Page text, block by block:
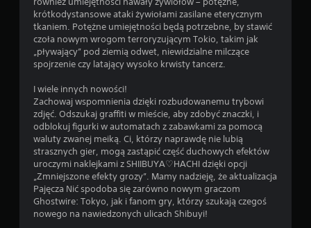
z
k
o
n
i
c
z
n
o
ś
c
i
s
z
y
b
o
f
f
l
i
e
)
.
krótkodystansowe ataki żywiołami zasilane eterycznym
tkaniem. Potężne umiejętności będą potrzebne, by stawić
czoła nowym wrogom terroryzującym Tokio, takim jak
„pływający” pod ziemią odwet, niewidzialne milczące
spojrzenie czy latający wysoko krwisty tancerz.
I wiele innych nowości!
Zachowaj wspomnienia dzięki rozbudowanemu trybowi
zdjęć. Odszukaj graffiti w mieście, aby zdobyć znaczki, i
odblokuj figurki w automatach z zabawkami za pomocą
waluty zwanej meiką. Ci, którzy naprawdę nie lubią
strasznych gier, mogą zastąpić część duchowych efektów
uroczymi naklejkami z SHIIBUYA♡HACHI dzięki opcji
„Zmniejszone efekty grozy”. Mamy nadzieję, że aktualizacja
Pajęcza Nić spodoba się zarówno nowym graczom
Ghostwire: Tokyo, jak i fanom gry, którzy szukają czegoś
nowego na nawiedzonych ulicach Shibuyi!